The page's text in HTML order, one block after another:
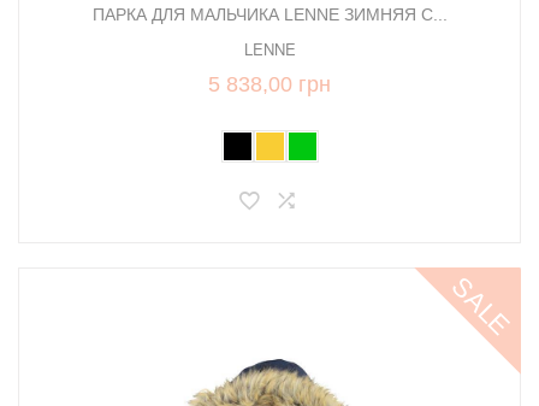
ПАРКА ДЛЯ МАЛЬЧИКА LENNE ЗИМНЯЯ С...
LENNE
5 838,00 грн
SALE